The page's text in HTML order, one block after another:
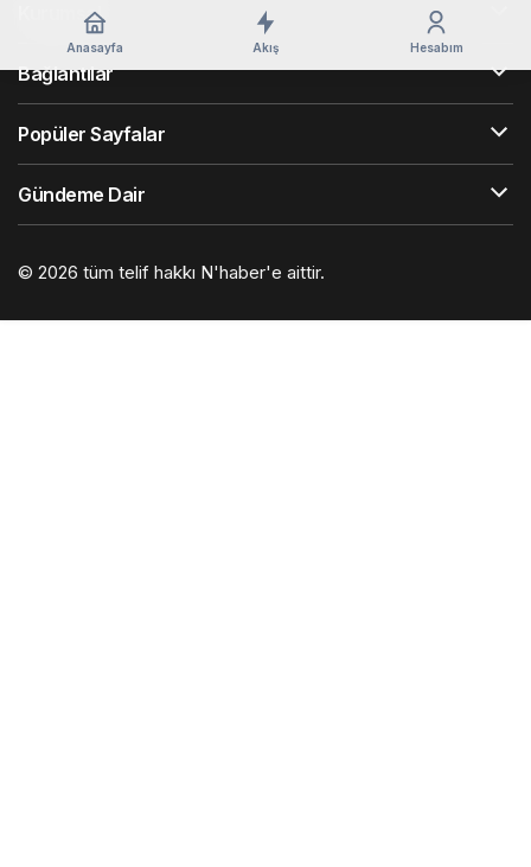
Anasayfa Akış Hesabım
Kurumsal
Bağlantılar
Popüler Sayfalar
Gündeme Dair
© 2026 tüm telif hakkı N'haber'e aittir.